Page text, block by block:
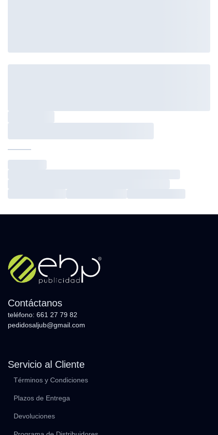
Contáctanos
teléfono: 661 27 79 82
pedidosaljub@gmail.com
Servicio al Cliente
Términos y Condiciones
Plazos de Entrega
Devoluciones